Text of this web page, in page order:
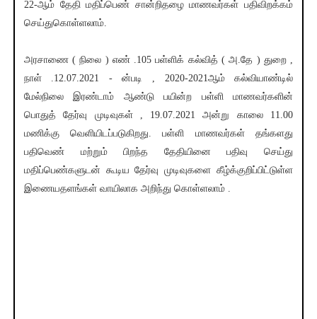
22-ஆம் தேதி மதிப்பெண் சான்றிதழை மாணவர்கள் பதிவிறக்கம்
செய்துகொள்ளலாம்.
அரசாணை ( நிலை ) எண் .105 பள்ளிக் கல்வித் ( அ.தே ) துறை ,
நாள் .12.07.2021 - ன்படி , 2020-2021ஆம் கல்வியாண்டில்
மேல்நிலை இரண்டாம் ஆண்டு பயின்ற பள்ளி மாணவர்களின்
பொதுத் தேர்வு முடிவுகள் , 19.07.2021 அன்று காலை 11.00
மணிக்கு வெளியிடப்படுகிறது. பள்ளி மாணவர்கள் தங்களது
பதிவெண் மற்றும் பிறந்த தேதியினை பதிவு செய்து
மதிப்பெண்களுடன் கூடிய தேர்வு முடிவுகளை கீழ்க்குறிப்பிட்டுள்ள
இணையதளங்கள் வாயிலாக அறிந்து கொள்ளலாம் .